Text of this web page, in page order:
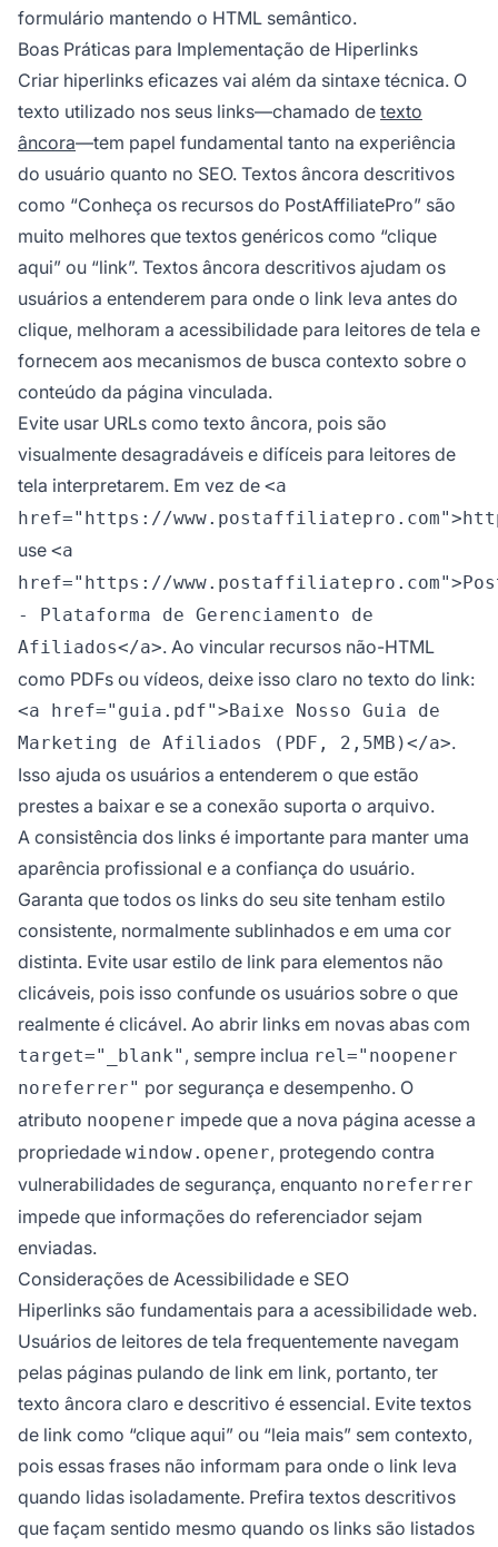
formulário mantendo o HTML semântico.
Boas Práticas para Implementação de Hiperlinks
Criar hiperlinks eficazes vai além da sintaxe técnica. O
texto utilizado nos seus links—chamado de texto
âncora—tem papel fundamental tanto na experiência
do usuário quanto no SEO. Textos âncora descritivos
como “Conheça os recursos do PostAffiliatePro” são
muito melhores que textos genéricos como “clique
aqui” ou “link”. Textos âncora descritivos ajudam os
usuários a entenderem para onde o link leva antes do
clique, melhoram a acessibilidade para leitores de tela e
fornecem aos mecanismos de busca contexto sobre o
conteúdo da página vinculada.
Evite usar URLs como texto âncora, pois são
visualmente desagradáveis e difíceis para leitores de
tela interpretarem. Em vez de <a
href="https://
use <a
href="https://
- Plataforma de Gerenciamento de
Afiliados</a>. Ao vincular recursos não-HTML
como PDFs ou vídeos, deixe isso claro no texto do link:
<a href="guia.pdf">Baixe Nosso Guia de
Marketing de Afiliados (PDF, 2,5MB)</a>.
Isso ajuda os usuários a entenderem o que estão
prestes a baixar e se a conexão suporta o arquivo.
A consistência dos links é importante para manter uma
aparência profissional e a confiança do usuário.
Garanta que todos os links do seu site tenham estilo
consistente, normalmente sublinhados e em uma cor
distinta. Evite usar estilo de link para elementos não
clicáveis, pois isso confunde os usuários sobre o que
realmente é clicável. Ao abrir links em novas abas com
target="_blank" , sempre inclua rel="noopener
noreferrer" por segurança e desempenho. O
atributo noopener impede que a nova página acesse a
propriedade window.opener, protegendo contra
vulnerabilidades de segurança, enquanto noreferrer
impede que informações do referenciador sejam
enviadas.
Considerações de Acessibilidade e SEO
Hiperlinks são fundamentais para a acessibilidade web.
Usuários de leitores de tela frequentemente navegam
pelas páginas pulando de link em link, portanto, ter
texto âncora claro e descritivo é essencial. Evite textos
de link como “clique aqui” ou “leia mais” sem contexto,
pois essas frases não informam para onde o link leva
quando lidas isoladamente. Prefira textos descritivos
que façam sentido mesmo quando os links são listados